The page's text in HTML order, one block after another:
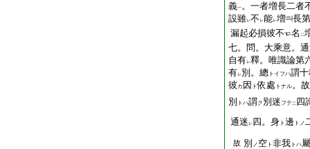
義一。一者増長二者
設雖レ不 レ能レ増
長
漏起必損彼不
名 二
七。問。大乘意。
自有レ釋。唯識論第
有レ別。總 トイフハ謂
彼 カ 因 ト依處 トナル。故
別
トハ謂ク 別迷 フテ二 四
通迷 レ四。身 ト 邊 トノ
故 別 ノ 空 ト 非我 トハ屬